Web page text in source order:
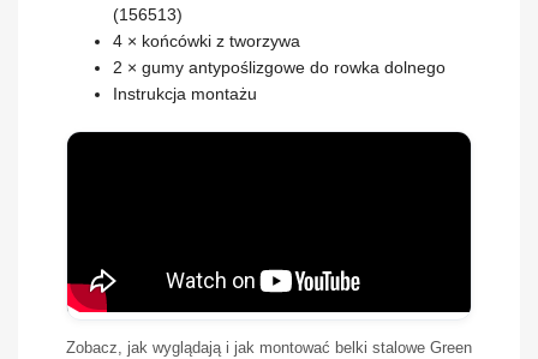
(156513)
4 × końcówki z tworzywa
2 × gumy antypoślizgowe do rowka dolnego
Instrukcja montażu
Zobacz, jak wyglądają i jak montować belki stalowe Green